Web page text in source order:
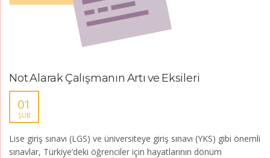
Not Alarak Çalışmanın Artı ve Eksileri
01
ŞUB
Lise giriş sınavı (LGS) ve üniversiteye giriş sınavı (YKS) gibi önemli
sınavlar, Türkiye’deki öğrenciler için hayatlarının dönüm